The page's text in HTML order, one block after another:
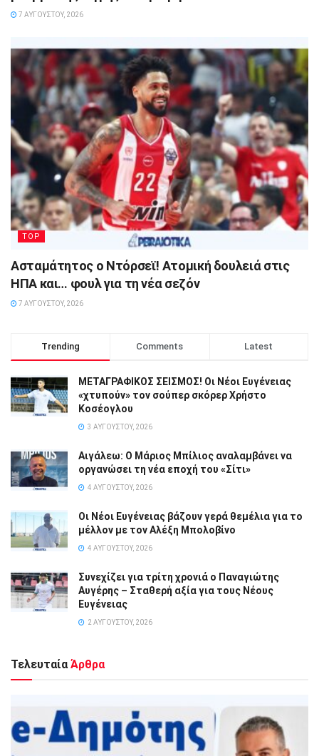
7 ΑΥΓΟΎΣΤΟΥ, 2026
TOP
Ασταμάτητος ο Ντόρσεϊ! Ατομική δουλειά στις
ΗΠΑ και… φουλ για τη νέα σεζόν
7 ΑΥΓΟΎΣΤΟΥ, 2026
Trending Comments Latest
ΜΕΤΑΓΡΑΦΙΚΟΣ ΣΕΙΣΜΟΣ! Οι Νέοι Ευγένειας
«χτυπούν» τον σούπερ σκόρερ Χρήστο
Κοσέογλου
3 ΑΥΓΟΎΣΤΟΥ, 2026
Αιγάλεω: Ο Μάριος Μπίλιος αναλαμβάνει να
οργανώσει τη νέα εποχή του «Σίτι»
4 ΑΥΓΟΎΣΤΟΥ, 2026
Οι Νέοι Ευγένειας βάζουν γερά θεμέλια για το
μέλλον με τον Αλέξη Μπολοβίνο
4 ΑΥΓΟΎΣΤΟΥ, 2026
Συνεχίζει για τρίτη χρονιά ο Παναγιώτης
Αυγέρης – Σταθερή αξία για τους Νέους
Ευγένειας
2 ΑΥΓΟΎΣΤΟΥ, 2026
Τελευταία Άρθρα